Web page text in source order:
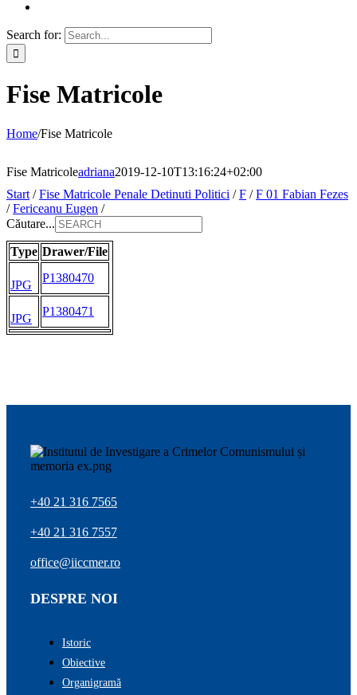
Search for:
Fise Matricole
Home/Fise Matricole
Fise Matricoleadriana2019-12-10T13:16:24+02:00
Start /Fise Matricole Penale Detinuti Politici /F /F 01 Fabian Fezes
/Fericeanu Eugen /
Căutare...
Type Drawer/File
JPG
P1380470
JPG
P1380471
+40 21 316 7565
+40 21 316 7557
office@iiccmer.ro
DESPRE NOI
Istoric
Obiective
Organigramă